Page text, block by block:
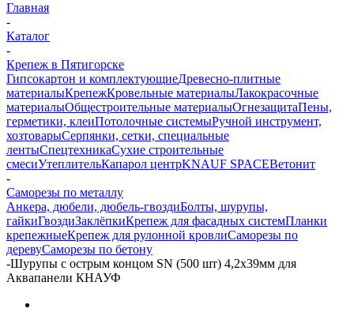
Главная
-
Каталог
-
Крепеж в Пятигорске
Гипсокартон и комплектующиеДревесно-плитные
материалыКрепежКровельные материалыЛакокрасочные
материалыОбщестроительные материалыОгнезащитаПены,
герметики, клеиПотолочные системыРучной инструмент,
хозтоварыСерпянки, сетки, специальные
лентыСпецтехникаСухие строительные
смесиУтеплительКапарол центрKNAUF SPACEВетонит
-
Саморезы по металлу
Анкера, дюбели, дюбель-гвоздиБолты, шурупы,
гайкиГвоздиЗаклёпкиКрепеж для фасадных системПланки
крепежныеКрепеж для рулонной кровлиСаморезы по
деревуСаморезы по бетону
-Шурупы с острым концом SN (500 шт) 4,2x39мм для
Аквапанели КНАУФ